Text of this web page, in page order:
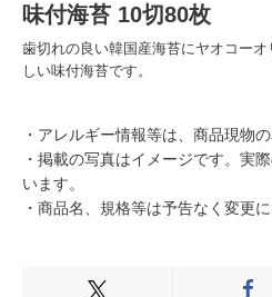
味付海苔 10切80枚
歯切れの良い韓国産海苔にヤオコー
しい味付海苔です。
・アレルギー情報等は、商品現物
・掲載の写真はイメージです。実
います。
・商品名、規格等は予告なく変更